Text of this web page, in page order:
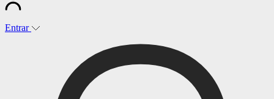
Entrar